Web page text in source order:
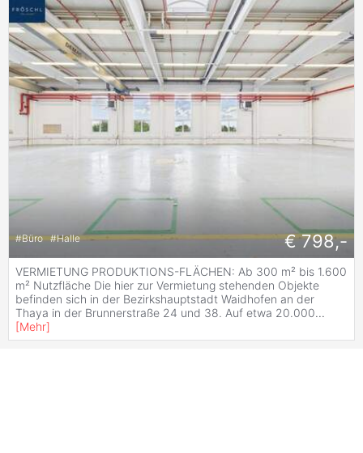
#Büro #Halle € 798,-
VERMIETUNG PRODUKTIONS-FLÄCHEN: Ab 300 m² bis 1.600
m² Nutzfläche Die hier zur Vermietung stehenden Objekte
befinden sich in der Bezirkshauptstadt Waidhofen an der
Thaya in der Brunnerstraße 24 und 38. Auf etwa 20.000...
[Mehr]